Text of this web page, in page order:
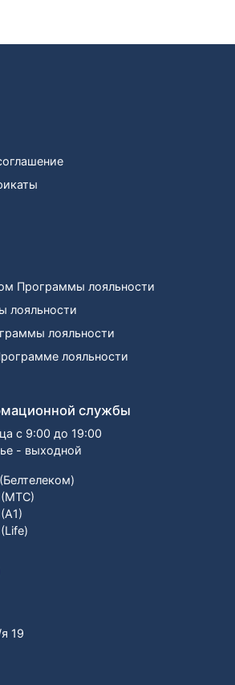
Программы лояльности
лояльности
лояльности
лояльности
службы
с 9:00 до 19:00
- выходной
(МТС)
19